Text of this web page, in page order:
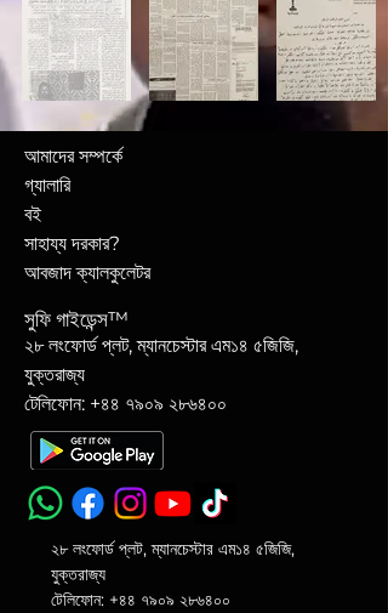
আমাদের সম্পর্কে
গ্যালারি
বই
সাহায্য দরকার?
আবজাদ ক্যালকুলেটর
সুফি গাইডেন্স™
২৮ লংফোর্ড প্লট, ম্যানচেস্টার এম১৪ ৫জিজি,
যুক্তরাজ্য
টেলিফোন: +৪৪ ৭৯০৯ ২৮৬৪০০
২৮ লংফোর্ড প্লট, ম্যানচেস্টার এম১৪ ৫জিজি,
যুক্তরাজ্য
টেলিফোন: +৪৪ ৭৯০৯ ২৮৬৪০০